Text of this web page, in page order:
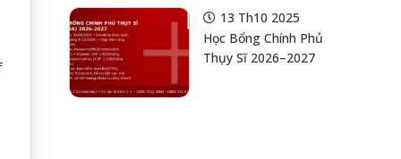
Đức Bị Hỏi Lại (Và
Playbook 20 Phút Để
Khóa Rủi Ro)
13 Th10 2025
Học Bổng Chính Phủ
Thụy Sĩ 2026–2027